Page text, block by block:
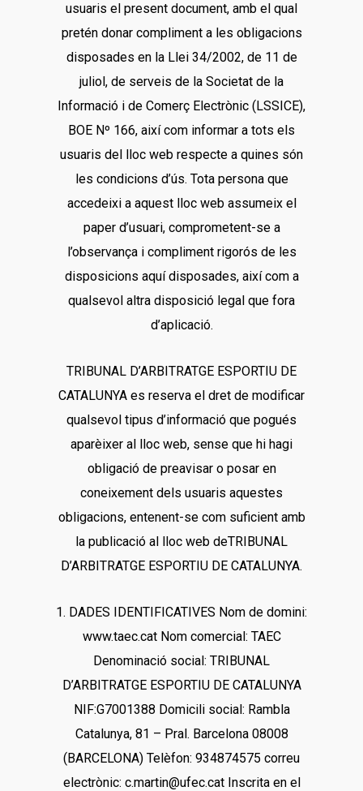
usuaris el present document, amb el qual
pretén donar compliment a les obligacions
disposades en la Llei 34/2002, de 11 de
juliol, de serveis de la Societat de la
Informació i de Comerç Electrònic (LSSICE),
BOE Nº 166, així com informar a tots els
usuaris del lloc web respecte a quines són
les condicions d’ús. Tota persona que
accedeixi a aquest lloc web assumeix el
paper d’usuari, comprometent-se a
l’observança i compliment rigorós de les
disposicions aquí disposades, així com a
qualsevol altra disposició legal que fora
d’aplicació.
TRIBUNAL D’ARBITRATGE ESPORTIU DE
CATALUNYA es reserva el dret de modificar
qualsevol tipus d’informació que pogués
aparèixer al lloc web, sense que hi hagi
obligació de preavisar o posar en
coneixement dels usuaris aquestes
obligacions, entenent-se com suficient amb
la publicació al lloc web deTRIBUNAL
D’ARBITRATGE ESPORTIU DE CATALUNYA.
1. DADES IDENTIFICATIVES Nom de domini:
www.taec.cat Nom comercial: TAEC
Denominació social: TRIBUNAL
D’ARBITRATGE ESPORTIU DE CATALUNYA
NIF:G7001388 Domicili social: Rambla
Catalunya, 81 – Pral. Barcelona 08008
(BARCELONA) Telèfon: 934874575 correu
electrònic: c.martin@ufec.cat Inscrita en el